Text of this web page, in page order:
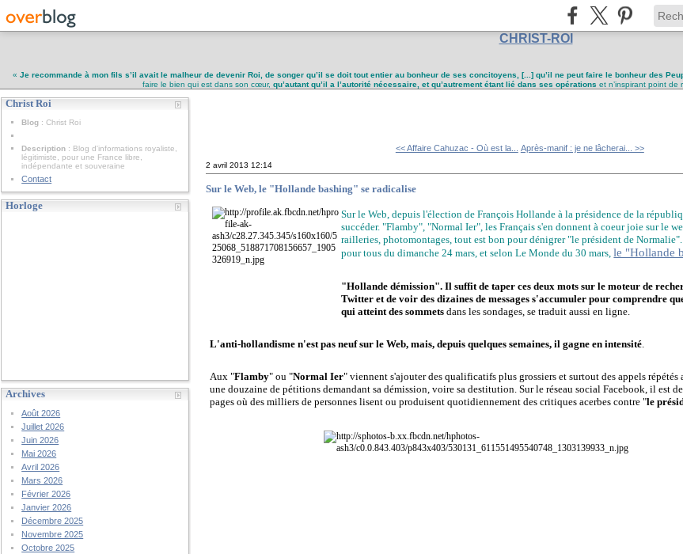
CHRIST-ROI
« Je recommande à mon fils s’il avait le malheur de devenir Roi, de songer qu’il se doit tout entier au bonheur de ses concitoyens, [...] qu’il ne peut faire le bonheur des
faire le bien qui est dans son cœur, qu’autant qu’il a l’autorité nécessaire, et qu’autrement étant lié dans ses opérations et n’inspirant point de
Christ Roi
Blog : Christ Roi
Description : Blog d'informations royaliste,
légitimiste, pour une France libre,
indépendante et souveraine
Contact
Horloge
Archives
Août 2026
Juillet 2026
Juin 2026
Mai 2026
Avril 2026
Mars 2026
Février 2026
Janvier 2026
Décembre 2025
Novembre 2025
Octobre 2025
<< Affaire Cahuzac - Où est la... Après-manif : je ne lâcherai... >>
2 avril 2013 12:14
Sur le Web, le "Hollande bashing" se radicalise
Sur le Web, depuis l'élection de François Hollande à la présidence de la
succéder. "Flamby", "Normal Ier", les Français s'en donnent à coeur joie sur le
railleries, photomontages, tout est bon pour dénigrer "le président de
pour tous du dimanche 24 mars, et selon Le Monde du 30 mars, le "Hollande
"Hollande démission". Il suffit de taper ces deux mots sur le moteur de
Twitter et de voir des dizaines de messages s'accumuler pour comprendre
qui atteint des sommets dans les sondages, se traduit aussi en ligne.
L'anti-hollandisme n'est pas neuf sur le Web, mais, depuis quelques semaines, il gagne en intensité
Aux "Flamby" ou "Normal Ier" viennent s'ajouter des qualificatifs plus grossiers et surtout des appels
une douzaine de pétitions demandant sa démission, voire sa destitution. Sur le réseau social Facebook, il est
pages où des milliers de personnes lisent ou produisent quotidiennement des critiques acerbes contre "le